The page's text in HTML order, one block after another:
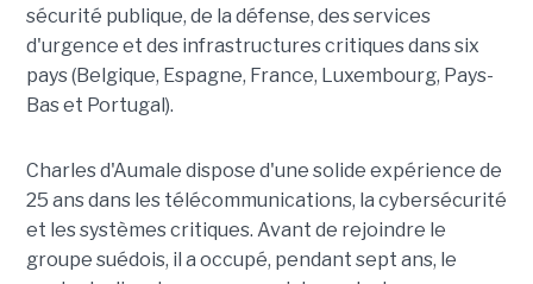
sécurité publique, de la défense, des services
d'urgence et des infrastructures critiques dans six
pays (Belgique, Espagne, France, Luxembourg, Pays-
Bas et Portugal).
Charles d'Aumale dispose d'une solide expérience de
25 ans dans les télécommunications, la cybersécurité
et les systèmes critiques. Avant de rejoindre le
groupe suédois, il a occupé, pendant sept ans, le